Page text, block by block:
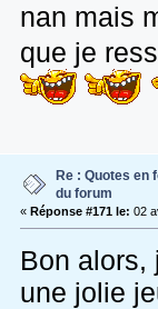
nan mais
que je
Re : Quotes en
du forum
« Réponse #171 le: 02
Bon alors,
une jolie